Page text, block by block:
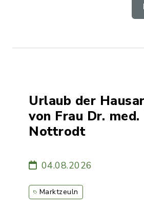
Urlaub der
von Frau Dr. med.
Nottrodt
04.08.2026
Marktzeuln